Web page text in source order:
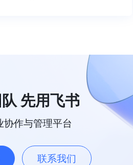
先用飞书
协作与管理平台
联系我们